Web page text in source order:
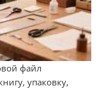
файл
упаковку,